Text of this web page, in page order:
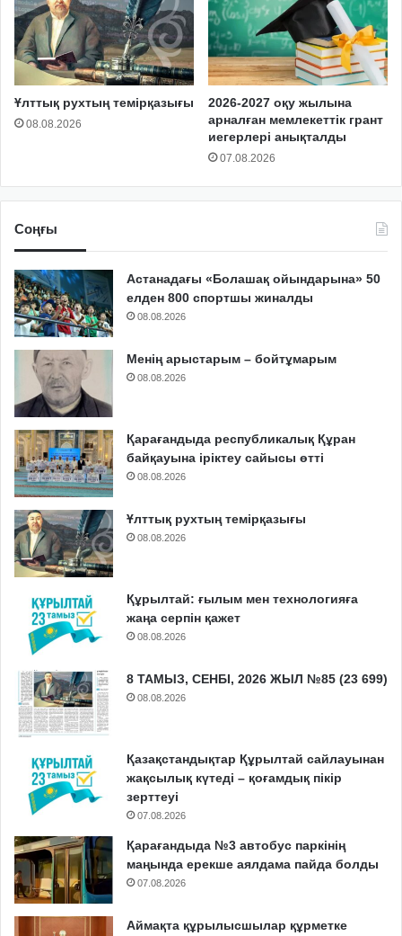
Ұлттық рухтың темірқазығы
08.08.2026
2026-2027 оқу жылына
арналған мемлекеттік грант
иегерлері анықталды
07.08.2026
Соңғы
Астанадағы «Болашақ ойындарына» 50
елден 800 спортшы жиналды
08.08.2026
Менің арыстарым – бойтұмарым
08.08.2026
Қарағандыда республикалық Құран
байқауына іріктеу сайысы өтті
08.08.2026
Ұлттық рухтың темірқазығы
08.08.2026
Құрылтай: ғылым мен технологияға
жаңа серпін қажет
08.08.2026
8 ТАМЫЗ, СЕНБІ, 2026 ЖЫЛ №85 (23 699)
08.08.2026
Қазақстандықтар Құрылтай сайлауынан
жақсылық күтеді – қоғамдық пікір
зерттеуі
07.08.2026
Қарағандыда №3 автобус паркінің
маңында ерекше аялдама пайда болды
07.08.2026
Аймақта құрылысшылар құрметке